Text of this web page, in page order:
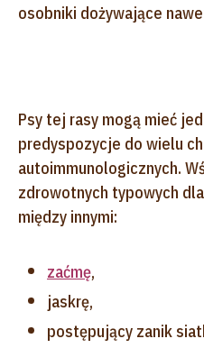
osobniki dożywające
Psy tej rasy mogą mieć
predyspozycje do wielu
autoimmunologicznych.
zdrowotnych typowych
między innymi:
zaćmę,
jaskrę,
postępujący zanik